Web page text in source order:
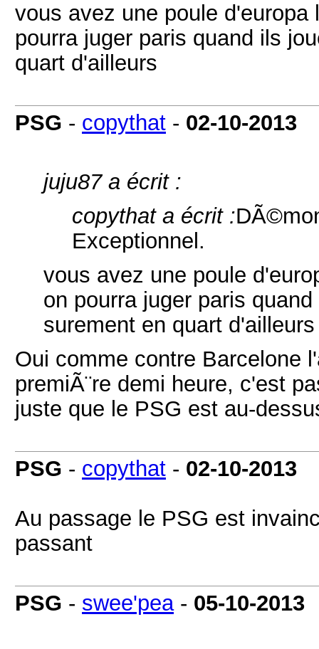
vous avez une poule
pourra juger paris quand ils
quart d'ailleurs
PSG - copythat - 02-10-2013
juju87 a écrit :
copythat a écrit :
Exceptionnel.
vous avez une poule
on pourra juger paris
surement en quart d'ailleurs
Oui comme contre Barcelone
premiÃ¨re demi heure, c'est
juste que le PSG est au-
PSG - copythat - 02-10-2013
Au passage le PSG est
passant
PSG - swee'pea- 05-10-2013